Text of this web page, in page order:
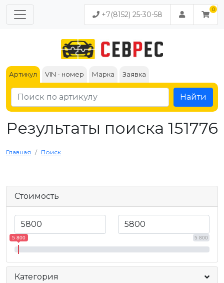
+7(8152) 25-30-58
Артикул VIN - номер Марка Заявка
Найти
Результаты поиска 151776
Главная Поиск
Стоимость
5 800
5 800
Категория